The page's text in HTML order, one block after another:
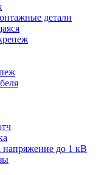
детали
до 1 кВ